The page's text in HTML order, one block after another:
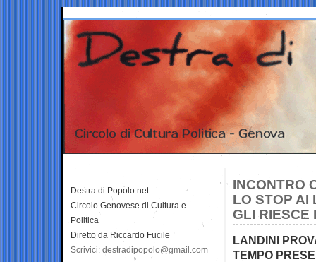
INCONTRO
LO STOP AI
GLI RIESCE
LANDINI
TEMPO
Destra di Popolo.net
Circolo Genovese di Cultura e
Politica
Diretto da Riccardo Fucile
Scrivici: destradipopolo@gmail.com